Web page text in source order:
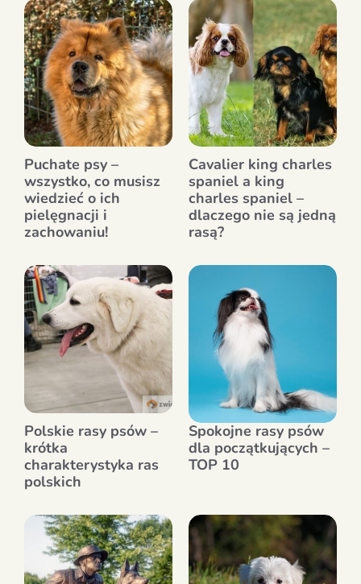
Puchate psy –
wszystko, co musisz
wiedzieć o ich
pielęgnacji i
zachowaniu!
Cavalier king charles
spaniel a king
charles spaniel –
dlaczego nie są jedną
rasą?
Polskie rasy psów –
krótka
charakterystyka ras
polskich
Spokojne rasy psów
dla początkujących –
TOP 10